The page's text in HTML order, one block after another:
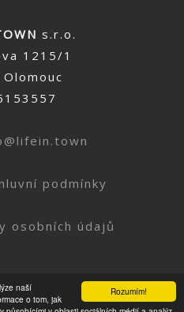
Rozumím!
naší
o tom, jak
s.r.o.
1215/1
podmínky
osobních údajů